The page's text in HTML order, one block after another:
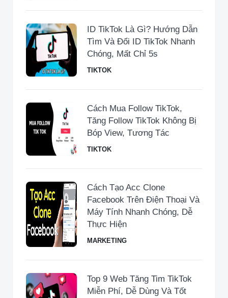
ID TikTok Là Gì? Hướng Dẫn
Tìm Và Đổi ID TikTok Nhanh
Chóng, Mất Chỉ 5s
TIKTOK
Cách Mua Follow TikTok,
Tăng Follow TikTok Không Bị
Bóp View, Tương Tác
TIKTOK
Cách Tạo Acc Clone
Facebook Trên Điện Thoại Và
Máy Tính Nhanh Chóng, Dễ
Thực Hiện
MARKETING
Top 9 Web Tăng Tim TikTok
Miễn Phí, Dễ Dùng Và Tốt